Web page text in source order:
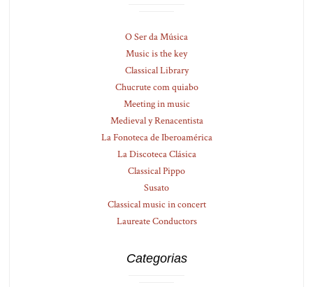
O Ser da Música
Music is the key
Classical Library
Chucrute com quiabo
Meeting in music
Medieval y Renacentista
La Fonoteca de Iberoamérica
La Discoteca Clásica
Classical Pippo
Susato
Classical music in concert
Laureate Conductors
Categorias